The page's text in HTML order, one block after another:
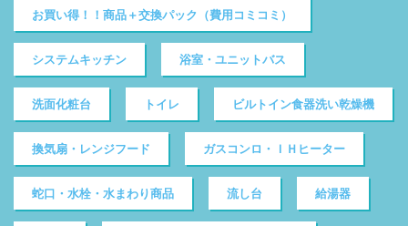
お買い得！！商品＋交換パック（費用コミコミ）
システムキッチン 浴室・ユニットバス
洗面化粧台 トイレ ビルトイン食器洗い乾燥機
換気扇・レンジフード ガスコンロ・ＩＨヒーター
蛇口・水栓・水まわり商品 流し台 給湯器